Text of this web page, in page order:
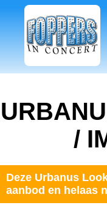
/
Deze Urbanus
aanbod en helaas